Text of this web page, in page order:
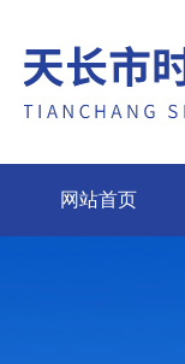
网站首页